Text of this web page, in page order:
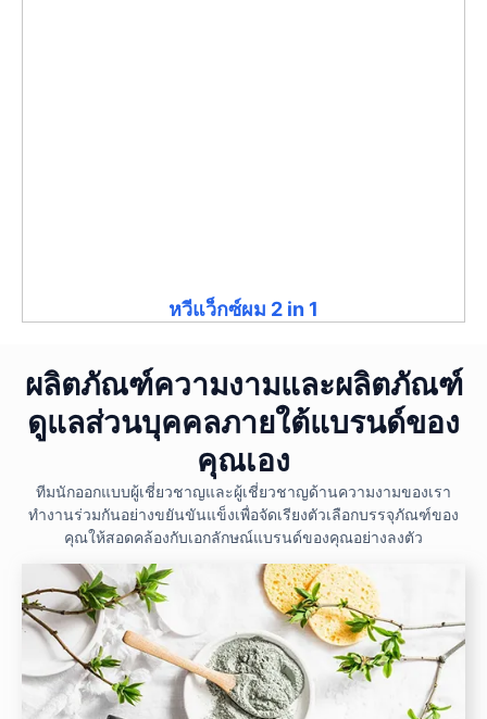
หวีแว็กซ์ผม 2 in 1
ผลิตภัณฑ์ความงามและผลิตภัณฑ์
ดูแลส่วนบุคคลภายใต้แบรนด์ของ
คุณเอง
ทีมนักออกแบบผู้เชี่ยวชาญและผู้เชี่ยวชาญด้านความงามของเรา
ทำงานร่วมกันอย่างขยันขันแข็งเพื่อจัดเรียงตัวเลือกบรรจุภัณฑ์ของ
คุณให้สอดคล้องกับเอกลักษณ์แบรนด์ของคุณอย่างลงตัว